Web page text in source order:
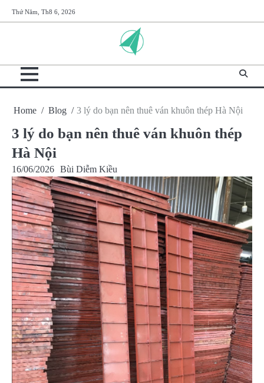
to
Thứ Năm, Th8 6, 2026
Home Blog 3 lý do bạn nên thuê ván khuôn thép Hà Nội
3 lý do bạn nên thuê ván khuôn thép
Hà Nội
16/06/2026 Bùi Diễm Kiều